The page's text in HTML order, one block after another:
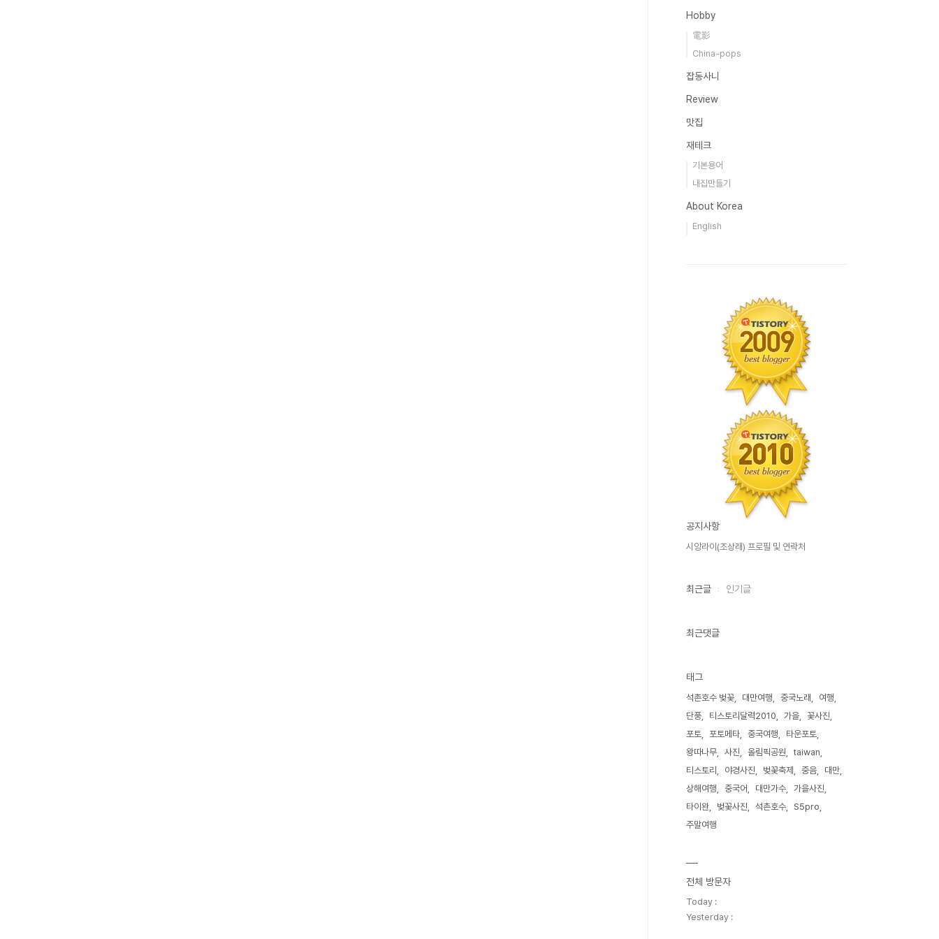
Hobby
電影
China-pops
잡동사니
Review
맛집
재테크
기본용어
내집만들기
About Korea
English
공지사항
시앙라이(조상래) 프로필 및 연락처
최근글 인기글
최근댓글
태그
석촌호수 벚꽃 대만여행 중국노래
여행
단풍
티스토리달력2010 가을
꽃사진
포토
포토메타 중국여행
타운포토
왕따나무
사진 올림픽공원
taiwan
티스토리
야경사진 벚꽃축제 중음
대만
상해여행
중국어 대만가수
가을사진
타이완
벚꽃사진 석촌호수
S5pro
주말여행
전체 방문자
Today :
Yesterday :